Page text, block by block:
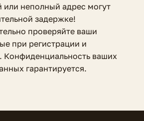
или неполный адрес могут
задержке!
проверяйте ваши
при регистрации и
Конфиденциальность ваших
гарантируется.